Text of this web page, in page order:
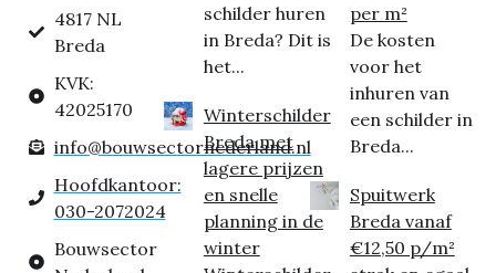
4817 NL
Breda
KVK:
42025170
info@bouwsectornederland.nl
Hoofdkantoor:
030-2072024
Bouwsector
schilder huren
in Breda? Dit is
het...
Winterschilder
Breda met
lagere prijzen
en snelle
planning in de
winter
per m²
De kosten
voor het
inhuren van
een schilder in
Breda...
Spuitwerk
Breda vanaf
€12,50 p/m²